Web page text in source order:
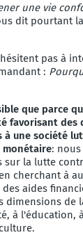
une vie
dit pourtant
pas à
:
que parce
favorisant des
à une société
monétaire:
sur la lutte
cherchant à
aides
dimensions de
à l'éducation,